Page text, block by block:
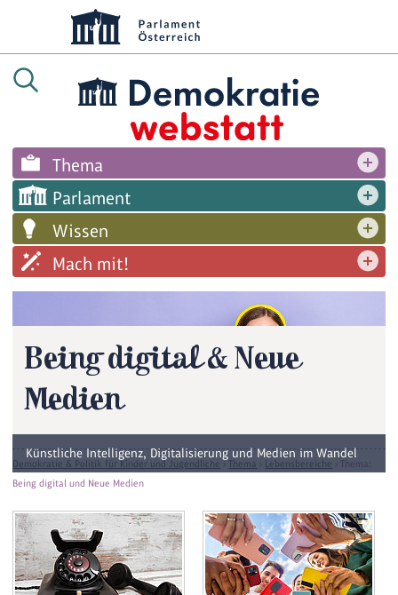
Thema
Parlament
Wissen
Mach mit!
Being digital & Neue
Medien
Künstliche Intelligenz, Digitalisierung und Medien im Wandel
Demokratie & Politik für Kinder und Jugendliche › Thema Lebensbereiche
Thema:
Being digital und Neue Medien